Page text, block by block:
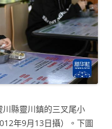
縣靈川鎮的三叉尾小
年9月13日攝）。下圖